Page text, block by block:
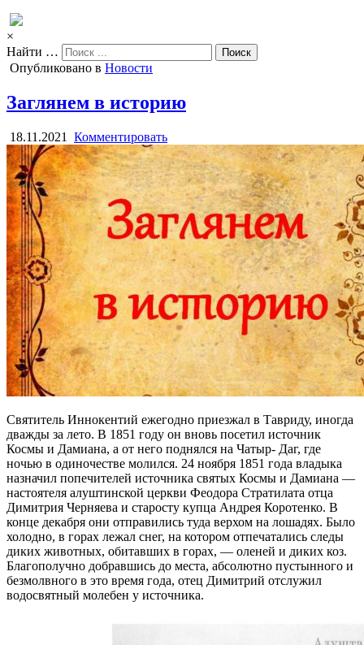
×
Найти …
Опубликовано в Новости
Заглянем в историю
18.11.2021 Комментировать
Святитель Иннокентий ежегодно приезжал в Тавриду, иногда
дважды за лето. В 1851 году он вновь посетил ис­точник
Космы и Дамиана, а от него поднялся на Чатыр- Даг, где
ночью в одиночестве молился. 24 ноября 1851 года владыка
назначил попечителей источника святых Космы и Дамиана —
настоятеля алуштинской церкви Феодора Стратилата отца
Димитрия Черняева и старосту купца Андрея Коротенко. В
конце декабря они отправились туда верхом на лошадях. Было
холодно, в горах лежал снег, на котором отпечатались следы
диких животных, обитавших в горах, — оленей и диких коз.
Благополучно добравшись до места, абсолютно пустынного и
безмолвного в это вре­мя года, отец Димитрий отслужил
водосвятный молебен у источника.